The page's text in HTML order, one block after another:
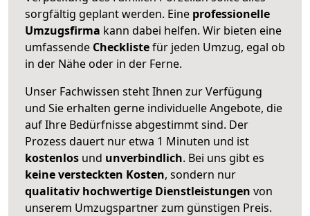
sorgfältig geplant werden. Eine professionelle
Umzugsfirma kann dabei helfen. Wir bieten eine
umfassende Checklistefür jeden Umzug, egal ob
in der Nähe oder in der Ferne.
Unser Fachwissen steht Ihnen zur Verfügung
und Sie erhalten gerne individuelle Angebote, die
auf Ihre Bedürfnisse abgestimmt sind. Der
Prozess dauert nur etwa 1 Minuten und ist
kostenlos und unverbindlich. Bei uns gibt es
keine versteckten Kosten, sondern nur
qualitativ hochwertige Dienstleistungen von
unserem Umzugspartner zum günstigen Preis.